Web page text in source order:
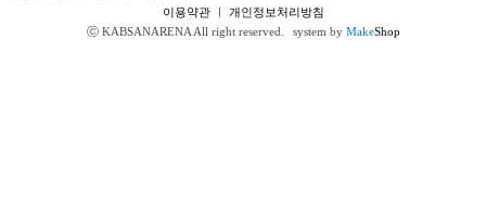
이용약관ㅣ 개인정보처리방침
ⓒ KABSANARENA All right reserved.
system by MakeShop